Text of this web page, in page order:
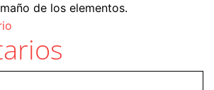
de los elementos.